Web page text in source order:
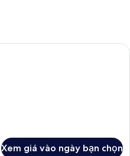
Két bảo mật tại phòng, bàn, khu
Xem giá vào ngày bạn chọn